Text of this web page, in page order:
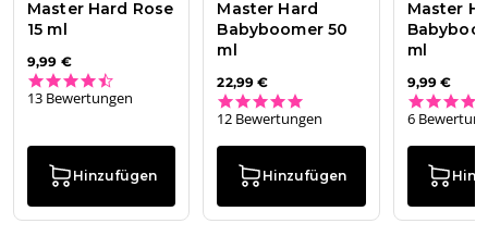
Master Hard Rose
15 ml
9,99 €
13 Bewertungen
Hinzufügen
Master Hard
Babyboomer 50
ml
22,99 €
12 Bewertungen
Hinzufügen
Master
ml
9,99 €
6